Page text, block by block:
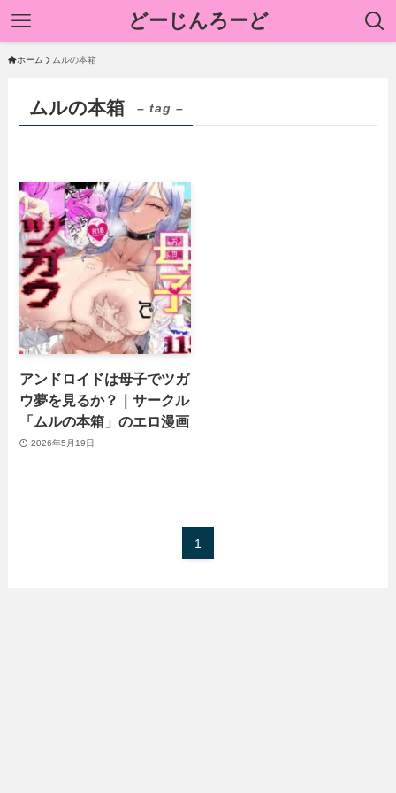
どーじんろーど
ホーム ムルの本箱
ムルの本箱 – tag –
アンドロイドは母子でツガ
ウ夢を見るか？｜サークル
「ムルの本箱」のエロ漫画
2026年5月19日
1